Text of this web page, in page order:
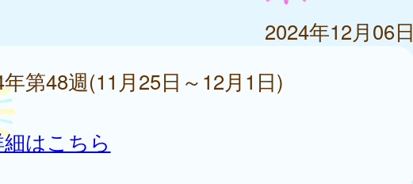
2024年12月06日
第48週(11月25日～12月1日)
はこちら